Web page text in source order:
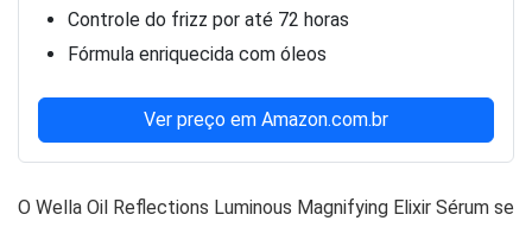
Controle do frizz por até 72 horas
Fórmula enriquecida com óleos
Ver preço em Amazon.com.br
O Wella Oil Reflections Luminous Magnifying Elixir Sérum se